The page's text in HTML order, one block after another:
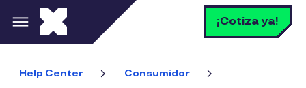
Pasar al contenido principal ¡Cotiza ya!
Help Center Consumidor